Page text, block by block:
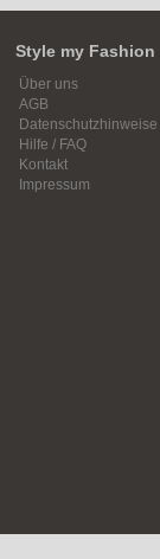
Style my Fashion
Über uns
AGB
Datenschutzhinweise
Hilfe / FAQ
Kontakt
Impressum